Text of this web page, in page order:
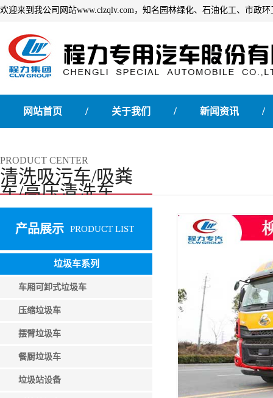
欢迎来到我公司网站www.clzqlv.com，知名园林绿化、石油化工、市政
网站首页 / 关于我们 / 新闻资讯 /
PRODUCT CENTER
清洗吸污车/吸粪
车/高压清洗车
产品展示 PRODUCT LIST
垃圾车系列
车厢可卸式垃圾车
压缩垃圾车
摆臂垃圾车
餐厨垃圾车
垃圾站设备